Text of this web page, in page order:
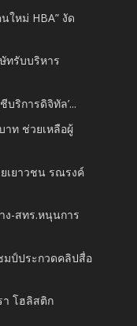
ใหม่ HBA” งัด
ทรับบริหาร
บริการดิจิทัล’...
าท ช่วยเหลือผู้
เยาวชน รณรงค์
ง-สทร.หนุนการ
มป์ประกวดคลิปสื่อ
า โฮลิสติก